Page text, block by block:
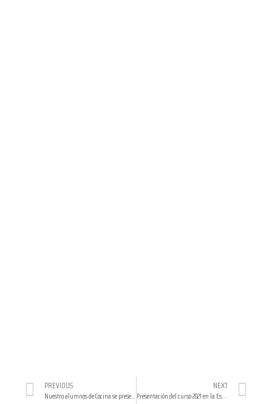
PREVIOUS
Nuestro alumnos de Cocina se presentan al Concurso Marbella Cocina
NEXT
Presentación del curso 2021 en la Escuela de Hostelería de Benahavís